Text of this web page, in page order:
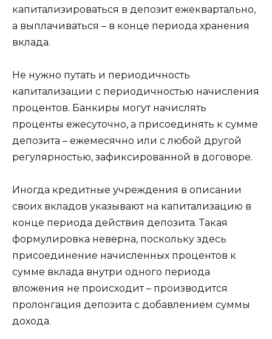
капитализироваться в депозит ежеквартально,
а выплачиваться – в конце периода хранения
вклада.
Не нужно путать и периодичность
капитализации с периодичностью начисления
процентов. Банкиры могут начислять
проценты ежесуточно, а присоединять к сумме
депозита – ежемесячно или с любой другой
регулярностью, зафиксированной в договоре.
Иногда кредитные учреждения в описании
своих вкладов указывают на капитализацию в
конце периода действия депозита. Такая
формулировка неверна, поскольку здесь
присоединение начисленных процентов к
сумме вклада внутри одного периода
вложения не происходит – производится
пролонгация депозита с добавлением суммы
дохода.